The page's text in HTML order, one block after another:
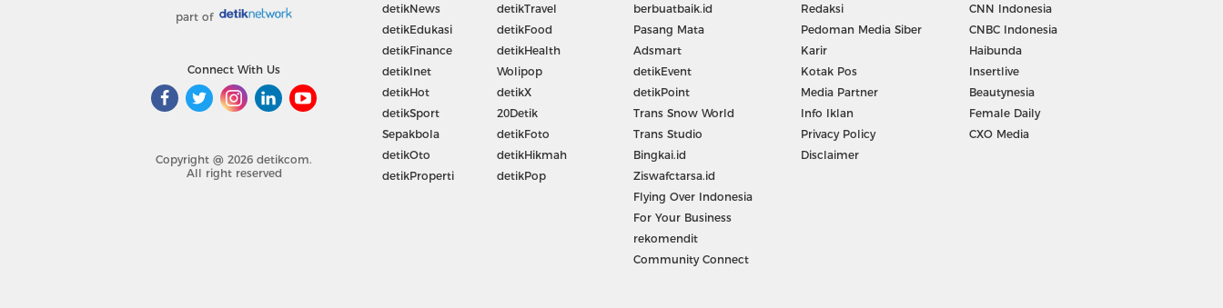
part of
Connect With Us
Copyright @ 2026 detikcom.
All right reserved
detikNews
detikEdukasi
detikFinance
detikInet
detikHot
detikSport
Sepakbola
detikOto
detikProperti
detikTravel
detikFood
detikHealth
Wolipop
detikX
20Detik
detikFoto
detikHikmah
detikPop
berbuatbaik.id
Pasang Mata
Adsmart
detikEvent
detikPoint
Trans Snow World
Trans Studio
Bingkai.id
Ziswafctarsa.id
Flying Over Indonesia
For Your Business
rekomendit
Community Connect
Redaksi
Pedoman Media Siber
Karir
Kotak Pos
Media Partner
Info Iklan
Privacy Policy
Disclaimer
CNN Indonesia
CNBC Indonesia
Haibunda
Insertlive
Beautynesia
Female Daily
CXO Media